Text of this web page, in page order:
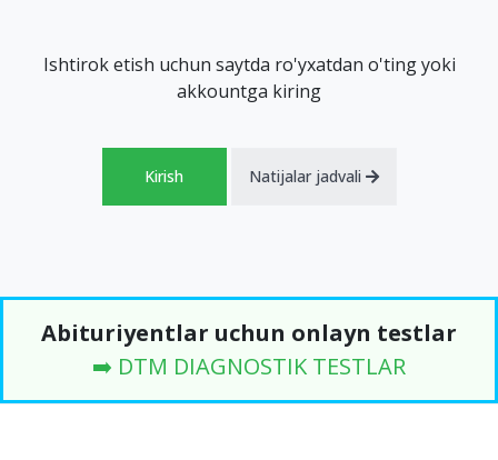
Ishtirok etish uchun saytda ro'yxatdan o'ting yoki
akkountga kiring
Kirish Natijalar jadvali
Abituriyentlar uchun onlayn testlar
➡️ DTM DIAGNOSTIK TESTLAR